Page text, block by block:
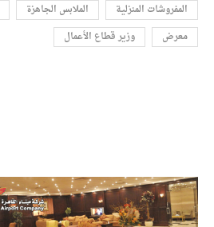
المفروشات المنزلية
الملابس الجاهزة
معرض
وزير قطاع الأعمال